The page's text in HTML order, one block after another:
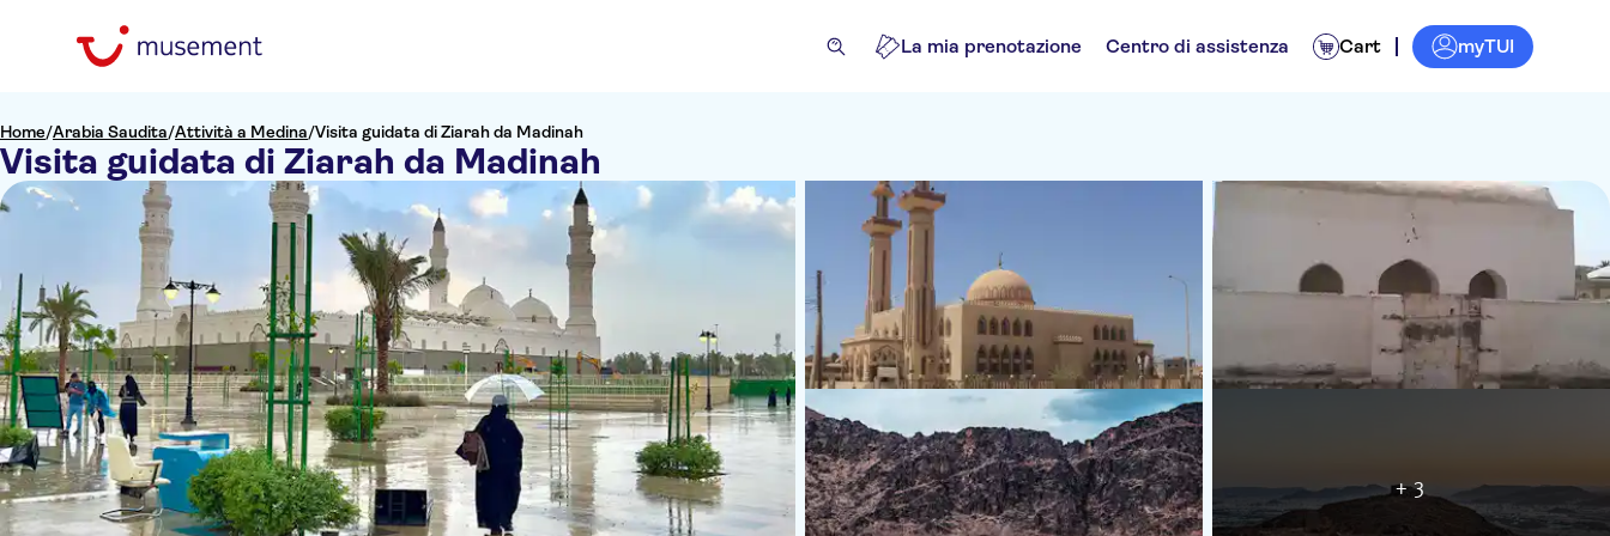
La mia prenotazione Centro di assistenza Cart myTUI
Home/Arabia Saudita/Attività a Medina/Visita guidata di Ziarah da Madinah
Visita guidata di Ziarah da Madinah
+ 3